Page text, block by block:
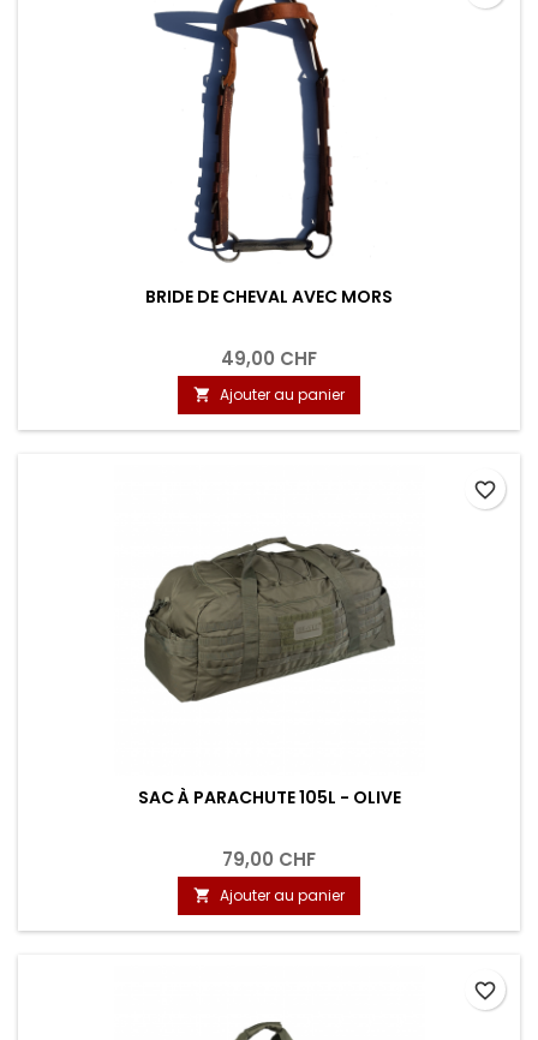
BRIDE DE CHEVAL AVEC MORS
49,00 CHF
 Ajouter au panier
SAC À PARACHUTE 105L - OLIVE
79,00 CHF
 Ajouter au panier
favorite_border
favorite_border